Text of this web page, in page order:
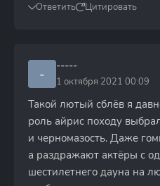
Ответить Цитировать
- -----
1 октября 2021 00:09
Такой лютый сблёв я
роль айрис походу
и черномазость. Даже
а раздражают актёры с
шестилетнего дауна на